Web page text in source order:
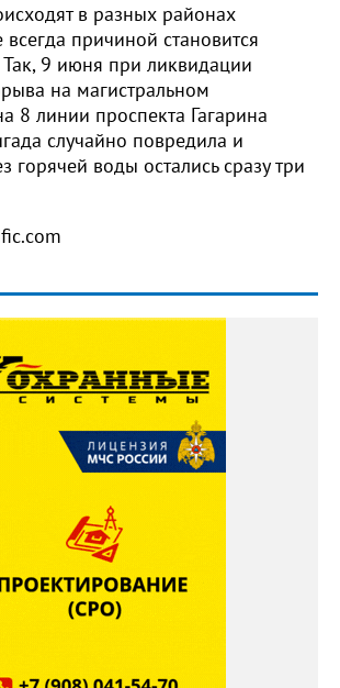
в разных районах
причиной становится
Так, 9 июня при ликвидации
на магистральном
8 линии проспекта Гагарина
случайно повредила и
горячей воды остались сразу три